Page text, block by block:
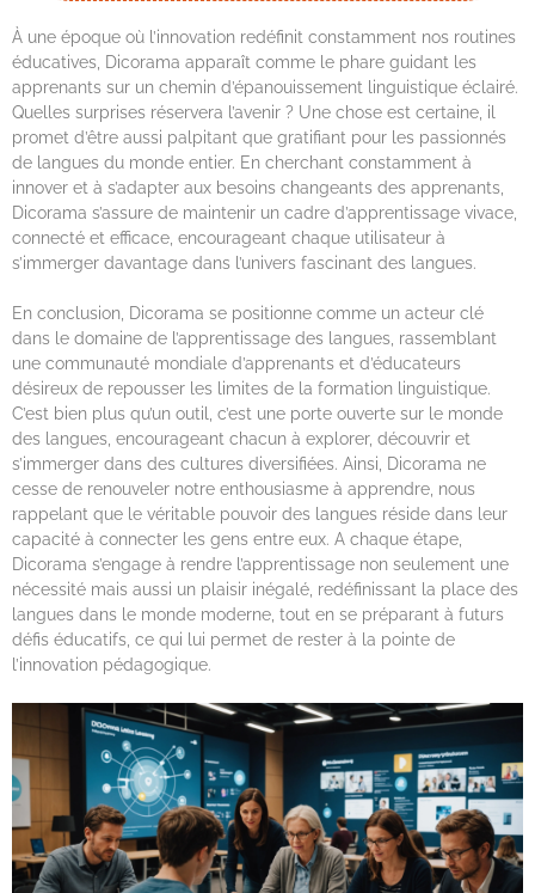
À une époque où l’innovation redéfinit constamment nos routines
éducatives, Dicorama apparaît comme le phare guidant les
apprenants sur un chemin d’épanouissement linguistique éclairé.
Quelles surprises réservera l’avenir ? Une chose est certaine, il
promet d’être aussi palpitant que gratifiant pour les passionnés
de langues du monde entier. En cherchant constamment à
innover et à s’adapter aux besoins changeants des apprenants,
Dicorama s’assure de maintenir un cadre d’apprentissage vivace,
connecté et efficace, encourageant chaque utilisateur à
s’immerger davantage dans l’univers fascinant des langues.
En conclusion, Dicorama se positionne comme un acteur clé
dans le domaine de l’apprentissage des langues, rassemblant
une communauté mondiale d’apprenants et d’éducateurs
désireux de repousser les limites de la formation linguistique.
C’est bien plus qu’un outil, c’est une porte ouverte sur le monde
des langues, encourageant chacun à explorer, découvrir et
s’immerger dans des cultures diversifiées. Ainsi, Dicorama ne
cesse de renouveler notre enthousiasme à apprendre, nous
rappelant que le véritable pouvoir des langues réside dans leur
capacité à connecter les gens entre eux. A chaque étape,
Dicorama s’engage à rendre l’apprentissage non seulement une
nécessité mais aussi un plaisir inégalé, redéfinissant la place des
langues dans le monde moderne, tout en se préparant à futurs
défis éducatifs, ce qui lui permet de rester à la pointe de
l’innovation pédagogique.